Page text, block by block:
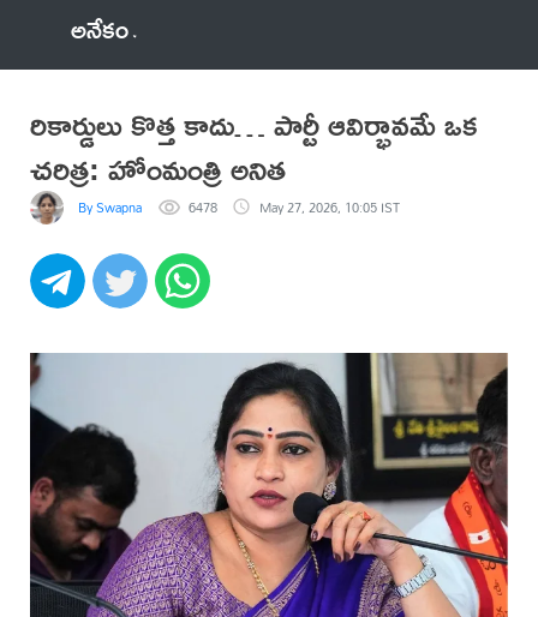
అనేకం
రికార్డులు కొత్త కాదు… పార్టీ ఆవిర్భావమే ఒక
చరిత్ర: హోంమంత్రి అనిత
By Swapna 6478 May 27, 2026, 10:05 IST